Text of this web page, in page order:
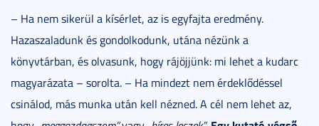
– Ha nem sikerül a kísérlet, az is egyfajta eredmény.
Hazaszaladunk és gondolkodunk, utána nézünk a
könyvtárban, és olvasunk, hogy rájöjjünk: mi lehet a kudarc
magyarázata – sorolta. – Ha mindezt nem érdeklődéssel
csinálod, más munka után kell nézned. A cél nem lehet az,